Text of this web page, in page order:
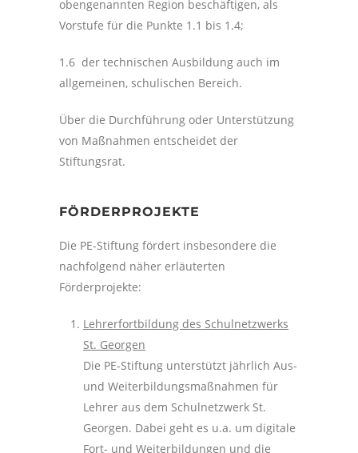
obengenannten Region beschäftigen, als
Vorstufe für die Punkte 1.1 bis 1.4;
1.6 der technischen Ausbildung auch im
allgemeinen, schulischen Bereich.
Über die Durchführung oder Unterstützung
von Maßnahmen entscheidet der
Stiftungsrat.
FÖRDERPROJEKTE
Die PE-Stiftung fördert insbesondere die
nachfolgend näher erläuterten
Förderprojekte:
Lehrerfortbildung des Schulnetzwerks
St. Georgen
Die PE-Stiftung unterstützt jährlich Aus-
und Weiterbildungsmaßnahmen für
Lehrer aus dem Schulnetzwerk St.
Georgen. Dabei geht es u.a. um digitale
Fort- und Weiterbildungen und die